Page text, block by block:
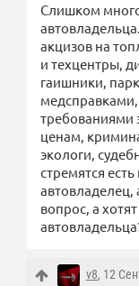
Слишком
акцизов на
и техцентры,
гаишники,
требованиями
ценам,
экологи,
стремятся
автовладелец,
вопрос, а
v8, 12